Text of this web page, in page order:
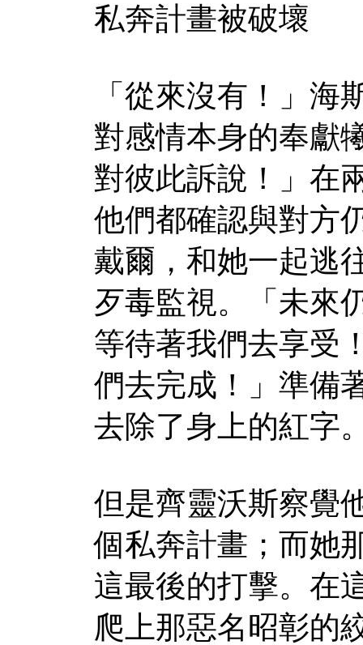
私奔計畫被破壞
「從來沒有！」
對感情本身的奉獻
對彼此訴說！」在
他們都確認與對方
戴爾，和她一起逃
歹毒監視。「未來
等待著我們去享受
們去完成！」準備
去除了身上的紅字
但是齊靈沃斯察覺
個私奔計畫；而她
這最後的打擊。在
爬上那惡名昭彰的